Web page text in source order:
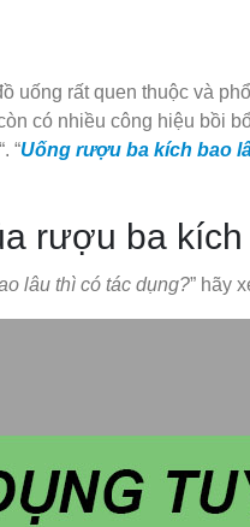
uống rất quen thuộc và
có nhiều công hiệu bồi
“. “Uống rượu ba kích bao
rượu ba
lâu thì có tác dụng?” hãy